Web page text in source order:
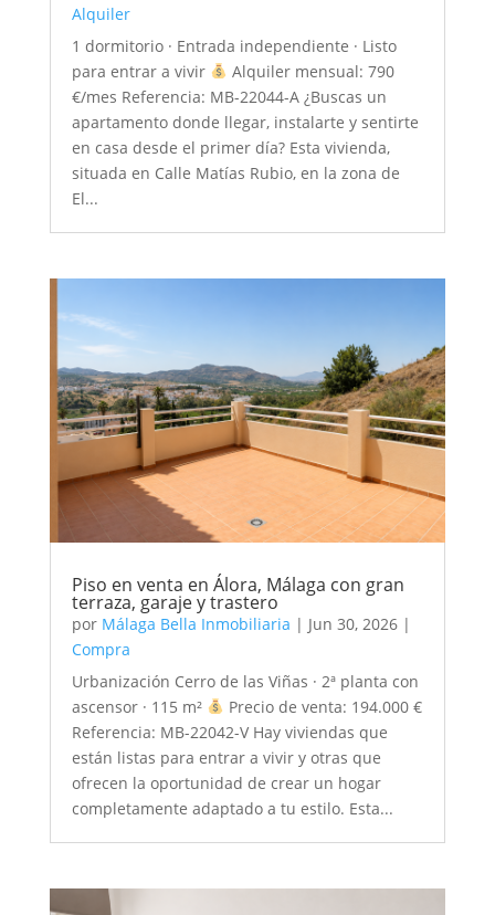
Alquiler
1 dormitorio · Entrada independiente · Listo
para entrar a vivir
Alquiler mensual: 790
€/mes Referencia: MB-22044-A ¿Buscas un
apartamento donde llegar, instalarte y sentirte
en casa desde el primer día? Esta vivienda,
situada en Calle Matías Rubio, en la zona de
El...
Piso en venta en Álora, Málaga con gran
terraza, garaje y trastero
por Málaga Bella Inmobiliaria | Jun 30, 2026|
Compra
Urbanización Cerro de las Viñas · 2ª planta con
ascensor · 115 m²
Precio de venta: 194.000 €
Referencia: MB-22042-V Hay viviendas que
están listas para entrar a vivir y otras que
ofrecen la oportunidad de crear un hogar
completamente adaptado a tu estilo. Esta...